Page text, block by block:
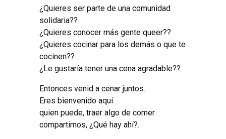
¿Quieres ser parte de una comunidad
solidaria??
¿Quieres conocer más gente queer??
¿Quieres cocinar para los demás o que te
cocinen??
¿Le gustaría tener una cena agradable??
Entonces venid a cenar juntos.
Eres bienvenido aquí.
quien puede, traer algo de comer.
compartimos, ¿Qué hay ahí?.